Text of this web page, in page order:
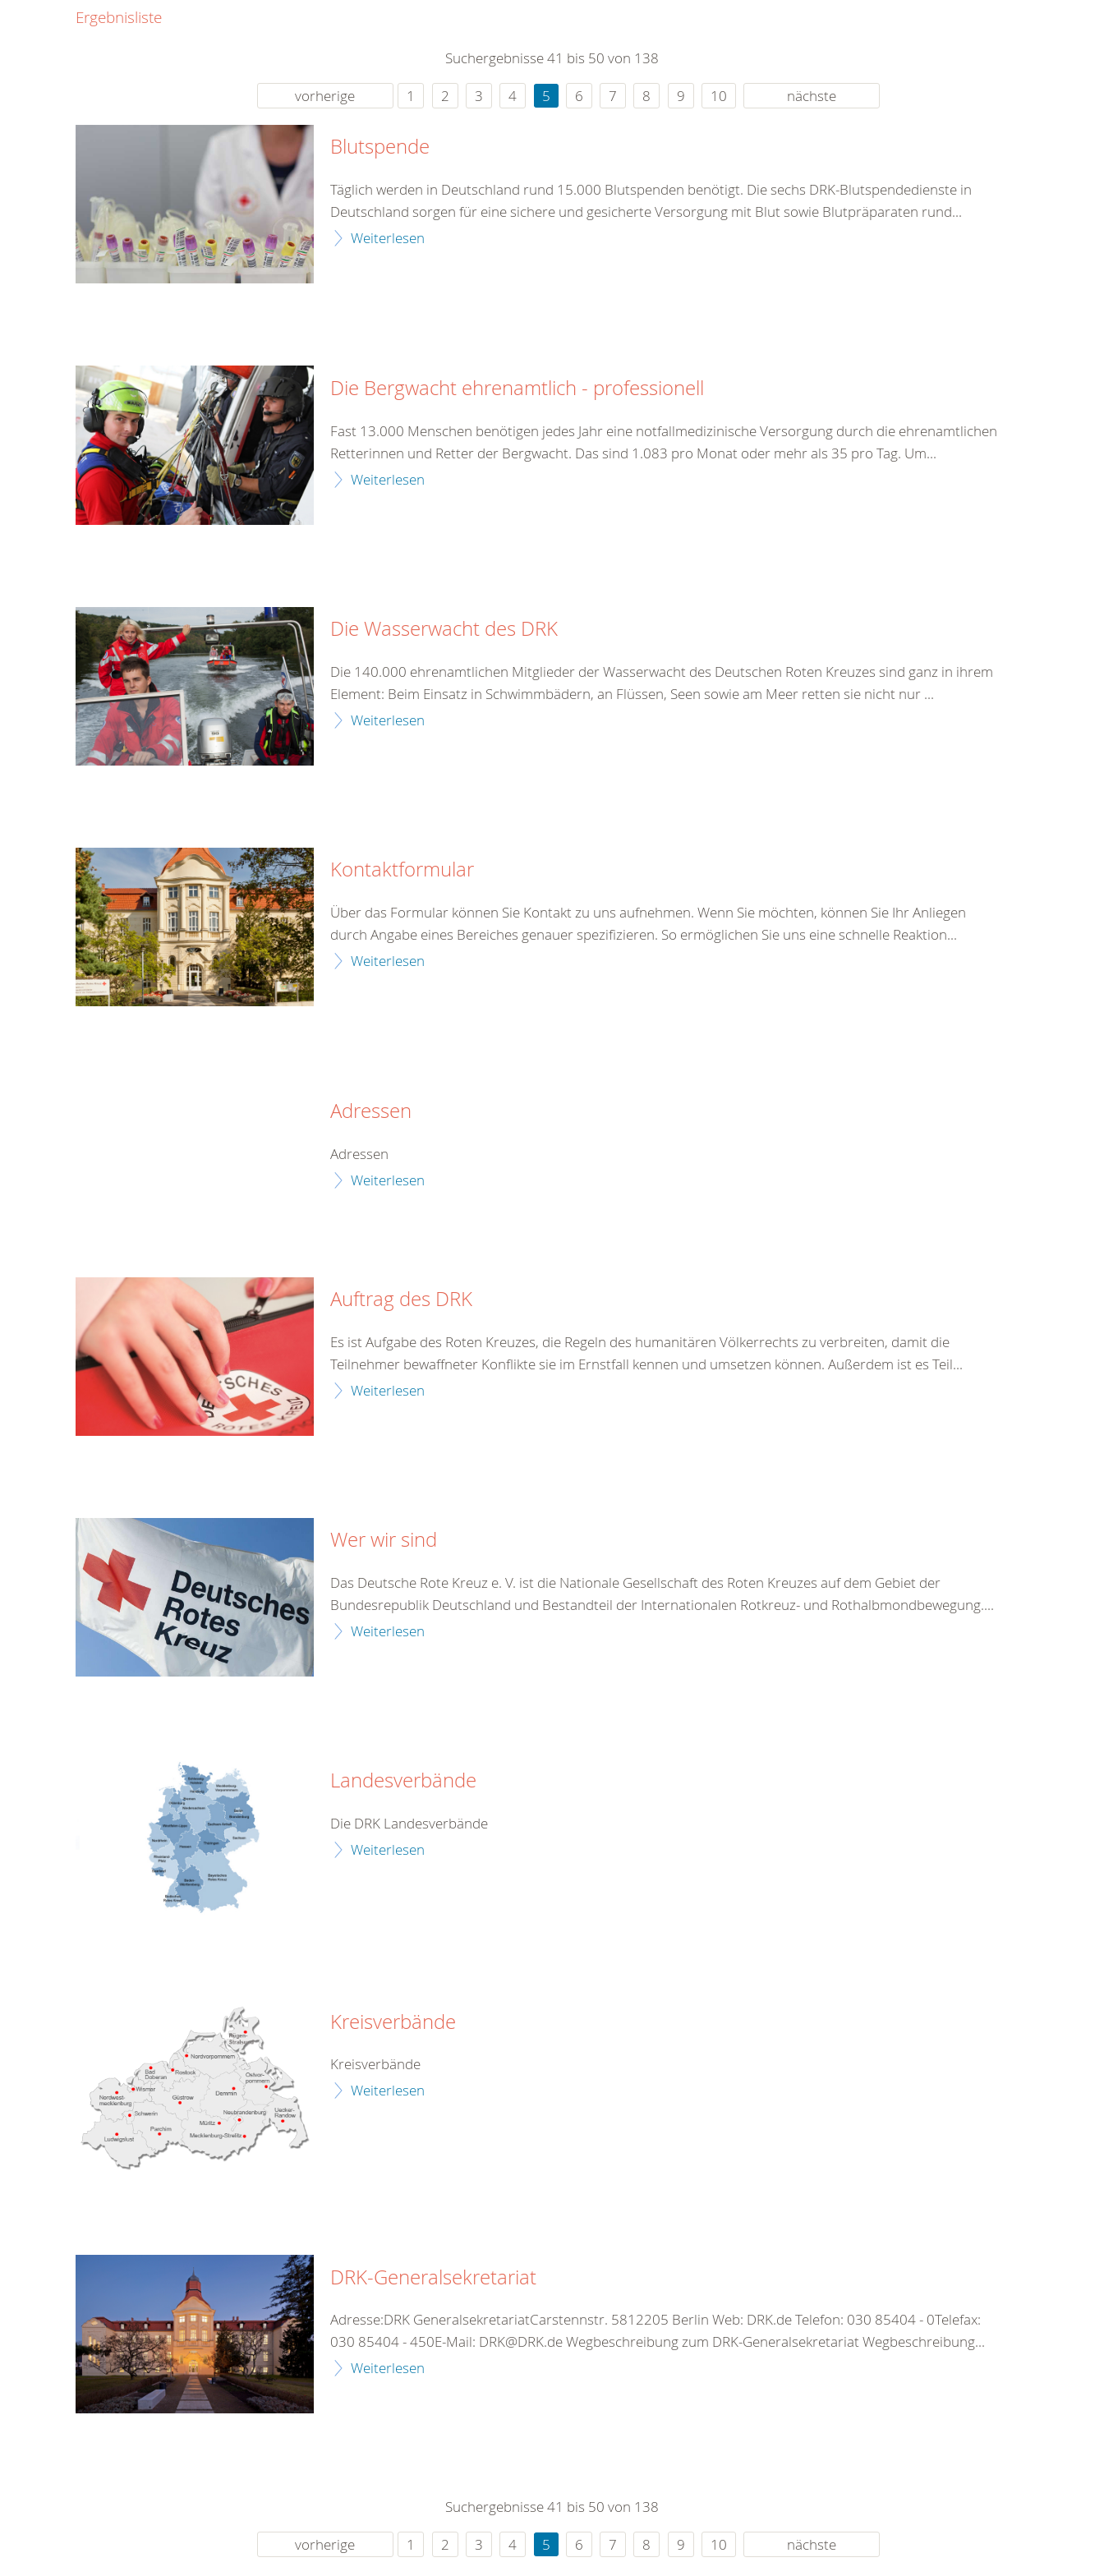
rund um die Uhr
Ergebnisliste
Suchergebnisse 41 bis 50 von 138
vorherige
1 2 3 4 5 6 7 8 9 10 nächste
Blutspende
Täglich werden in Deutschland rund 15.000 Blutspenden benötigt. Die sechs DRK-Blutspendedienste in
Deutschland sorgen für eine sichere und gesicherte Versorgung mit Blut sowie Blutpräparaten rund...
Weiterlesen
Die Bergwacht ehrenamtlich - professionell
Fast 13.000 Menschen benötigen jedes Jahr eine notfallmedizinische Versorgung durch die ehrenamtlichen
Retterinnen und Retter der Bergwacht. Das sind 1.083 pro Monat oder mehr als 35 pro Tag. Um...
Weiterlesen
Die Wasserwacht des DRK
Die 140.000 ehrenamtlichen Mitglieder der Wasserwacht des Deutschen Roten Kreuzes sind ganz in ihrem
Element: Beim Einsatz in Schwimmbädern, an Flüssen, Seen sowie am Meer retten sie nicht nur ...
Weiterlesen
Kontaktformular
Über das Formular können Sie Kontakt zu uns aufnehmen. Wenn Sie möchten, können Sie Ihr Anliegen
durch Angabe eines Bereiches genauer spezifizieren. So ermöglichen Sie uns eine schnelle Reaktion...
Weiterlesen
Adressen
Adressen
Weiterlesen
Auftrag des DRK
Es ist Aufgabe des Roten Kreuzes, die Regeln des humanitären Völkerrechts zu verbreiten, damit die
Teilnehmer bewaffneter Konflikte sie im Ernstfall kennen und umsetzen können. Außerdem ist es Teil...
Weiterlesen
Wer wir sind
Das Deutsche Rote Kreuz e. V. ist die Nationale Gesellschaft des Roten Kreuzes auf dem Gebiet der
Bundesrepublik Deutschland und Bestandteil der Internationalen Rotkreuz- und Rothalbmondbewegung....
Weiterlesen
Landesverbände
Die DRK Landesverbände
Weiterlesen
Kreisverbände
Kreisverbände
Weiterlesen
DRK-Generalsekretariat
Adresse:DRK GeneralsekretariatCarstennstr. 5812205 Berlin Web: DRK.de Telefon: 030 85404 - 0Telefax:
030 85404 - 450E-Mail: DRK@DRK.de Wegbeschreibung zum DRK-Generalsekretariat Wegbeschreibung...
Weiterlesen
Suchergebnisse 41 bis 50 von 138
vorherige
1 2 3 4 5 6 7 8 9 10 nächste